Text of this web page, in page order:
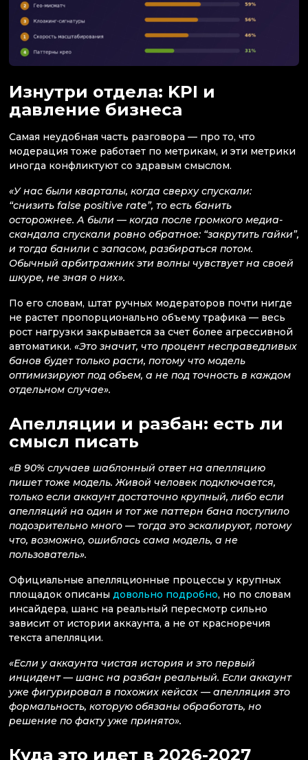
Изнутри отдела: KPI и
давление бизнеса
Самая неудобная часть разговора — про то, что
модерация тоже работает по метрикам, и эти метрики
иногда конфликтуют со здравым смыслом.
«У нас были кварталы, когда сверху спускали:
“снизить false positive rate”, то есть банить
осторожнее. А были — когда после громкого медиа-
скандала спускали ровно обратное: “закрутить гайки”,
и тогда банили с запасом, разбираться потом.
Обычный арбитражник эти волны чувствует на своей
шкуре, не зная о них».
По его словам, штат ручных модераторов почти нигде
не растет пропорционально объему трафика — весь
рост нагрузки закрывается за счет более агрессивной
автоматики. «Это значит, что процент несправедливых
банов будет только расти, потому что модель
оптимизируют под объем, а не под точность в каждом
отдельном случае».
Апелляции и разбан: есть ли
смысл писать
«В 90% случаев шаблонный ответ на апелляцию
пишет тоже модель. Живой человек подключается,
только если аккаунт достаточно крупный, либо если
апелляций на один и тот же паттерн бана поступило
подозрительно много — тогда это эскалируют, потому
что, возможно, ошиблась сама модель, а не
пользователь».
Официальные апелляционные процессы у крупных
площадок описаны довольно подробно, но по словам
инсайдера, шанс на реальный пересмотр сильно
зависит от истории аккаунта, а не от красноречия
текста апелляции.
«Если у аккаунта чистая история и это первый
инцидент — шанс на разбан реальный. Если аккаунт
уже фигурировал в похожих кейсах — апелляция это
формальность, которую обязаны обработать, но
решение по факту уже принято».
Куда это идет в 2026-2027